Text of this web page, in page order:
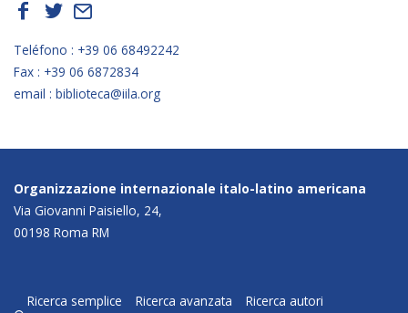
f
t E
Teléfono : +39 06 68492242
Fax : +39 06 6872834
email : biblioteca@iila.org
Organizzazione internazionale italo-latino americana
Via Giovanni Paisiello, 24,
00198 Roma RM
Ricerca semplice Ricerca avanzata Ricerca autori